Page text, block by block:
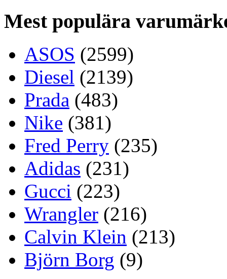
Mest populära
ASOS (2599)
Diesel (2139)
Prada (483)
Nike (381)
Fred Perry (235)
Adidas (231)
Gucci (223)
Wrangler (216)
Calvin Klein (213)
Björn Borg (9)